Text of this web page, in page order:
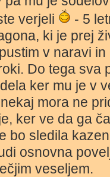
verjeli
- 5
ki je prej
v naravi
Do tega sva
ker mu je v
mora ne
ker ve da ga
bo sledila
osnovna
veseljem.